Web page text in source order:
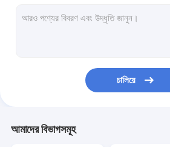
চালিয়ে
আমাদের বিভাগসমূহ